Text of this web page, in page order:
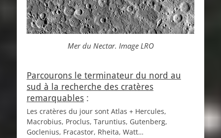
Mer du Nectar. Image LRO
Parcourons le terminateur du nord au
sud à la recherche des cratères
remarquables :
Les cratères du jour sont Atlas + Hercules,
Macrobius, Proclus, Taruntius, Gutenberg,
Goclenius, Fracastor, Rheita, Watt…